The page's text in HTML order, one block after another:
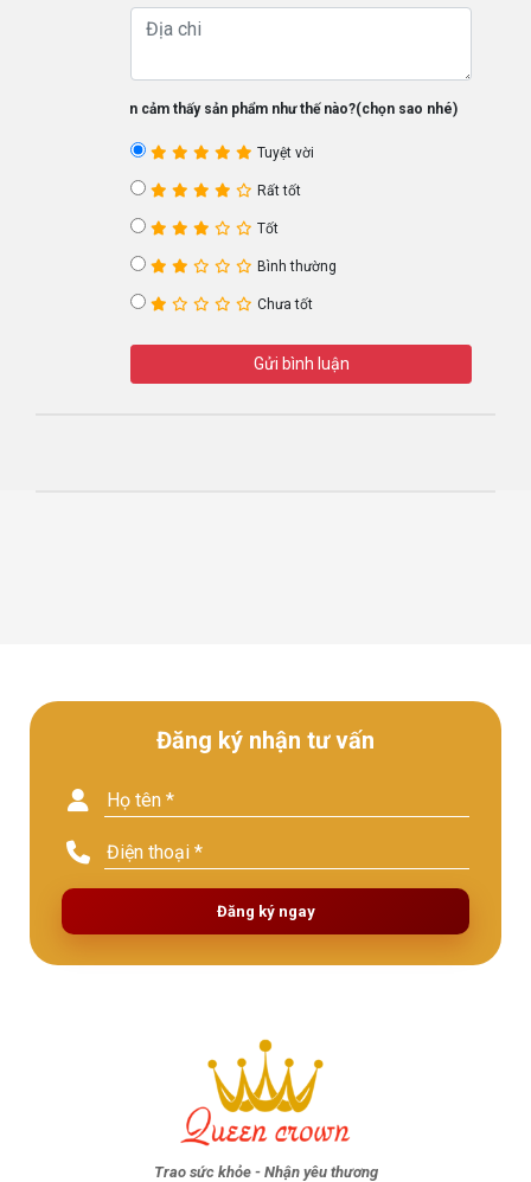
Bạn cảm thấy sản phẩm như thế nào?(chọn sao nhé)
Tuyệt vời
Rất tốt
Tốt
Bình thường
Chưa tốt
Gửi bình luận
Đăng ký nhận tư vấn
Đăng ký ngay
Trao sức khỏe - Nhận yêu thương